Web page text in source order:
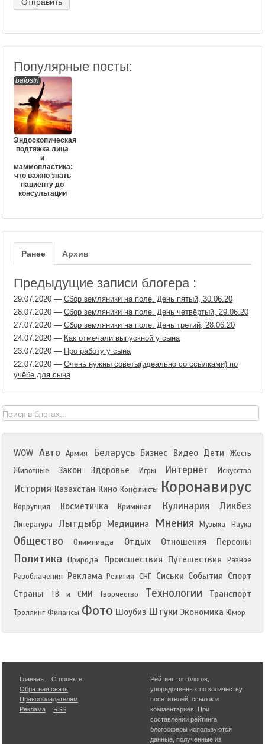
Популярные посты:
bafostri
Эндоскопическая
подтяжка лица
и
маммопластика:
что важно знать
пациенту до
консультации
Ранее Архив
Предыдущие записи блогера :
29.07.2020 — Сбор земляники на поле. День пятый, 30.06.20
28.07.2020 — Сбор земляники на поле. День четвёртый, 29.06.20
27.07.2020 — Сбор земляники на поле. День третий, 28.06.20
24.07.2020 — Как отмечали выпускной у сына
23.07.2020 — Про работу у сына
22.07.2020 — Очень нужны советы(идеально со ссылками) по
учёбе для сына
WOW Авто Армия Беларусь Бизнес Видео Дети
Жесть
Животные
Закон Здоровье Игры Интернет Искусство
История Казахстан Кино Конфликты Коронавирус
Коррупция Косметичка Криминал Кулинария Ликбез
Литература Лытдыбр Медицина Мнения Музыка Наука
Общество Олимпиада Отдых Отношения Персоны
Политика Природа Происшествия Путешествия
Разное
Разоблачения
Реклама Религия СНГ Сиськи События Спорт
Страны
ТВ и СМИ Творчество Технологии Транспорт
Троллинг Финансы Фото Шоубиз Штуки Экономика Юмор
Главная
О проекте
Обратная связь
Правообладателям
Реклама
RSS
Рейтинг топ блогов
упорядоченных по количеству
посетителей, ссылок и
комментариев. При
составлении рейтинга
блогосферы используются
данные, полученные из